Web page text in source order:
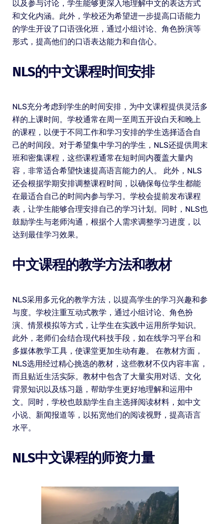
以及参与讨论，学生能够更深入地理解中文的表达方式
和文化内涵。此外，学校还为希望进一步提高口语能力
的学生开设了口语强化班，通过小组讨论、角色扮演等
形式，提高他们的口语表达能力和自信心。
NLS的中文课程时间安排
NLS充分考虑到学生的时间安排，为中文课程提供灵活多
样的上课时间。学校通常在周一至周五开设白天和晚上
的课程，以便于不同工作和学习安排的学生选择适合自
己的时间段。对于希望集中学习的学生，NLS还提供周末
班和密集课程，这些课程通常在短时间内覆盖大量内
容，非常适合希望快速提高语言能力的人。 此外，NLS
还会根据学期安排调整课程时间，以确保每位学生都能
在最适合自己的时间内参与学习。学校会提前发布课程
表，让学生能够合理安排自己的学习计划。同时，NLS也
鼓励学生与老师沟通，根据个人需求调整学习进度，以
达到最佳学习效果。
中文课程的教学方法和教材
NLS采用多元化的教学方法，以提高学生的学习兴趣和参
与度。学校注重互动式教学，通过小组讨论、角色扮
演、情景模拟等方式，让学生在实践中运用所学知识。
此外，老师们会结合现代科技手段，如在线学习平台和
多媒体教学工具，使课堂更加生动有趣。 在教材方面，
NLS选用经过精心挑选的教材，这些教材不仅内容丰富，
而且贴近生活实际。教材中包含了大量实用对话、文化
背景知识以及练习题，帮助学生更好地理解和运用中
文。同时，学校也鼓励学生自主选择阅读材料，如中文
小说、新闻报道等，以拓宽他们的阅读视野，提高语言
水平。
NLS中文课程的师资力量